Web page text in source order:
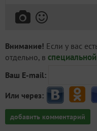
Внимание! Если у вас
отдельно, в
Ваш E-mail:
Или через:
добавить комментарий